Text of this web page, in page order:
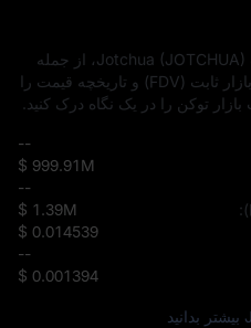
داده‌ های کلیدی توکنومیکس و قیمت Jotchua (JOTCHUA)، از جمله
ارزش بازار، جزئیات عرضه، ارزش بازار ثابت (FDV) و تاریخچه قیمت را
توکن را در یک نگاه درک کنید.
--
$ 999.91M
--
$ 1.39M
$ 0.014539
--
$ 0.001394